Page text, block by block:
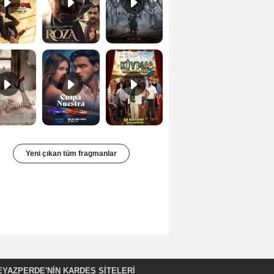
Bir Kadının Seks Günlüğü Orijinal Fragman Culpa nuestra Teaser Kıyma Fragman
Yeni çıkan tüm fragmanlar
KARDEŞ SİTELERİ